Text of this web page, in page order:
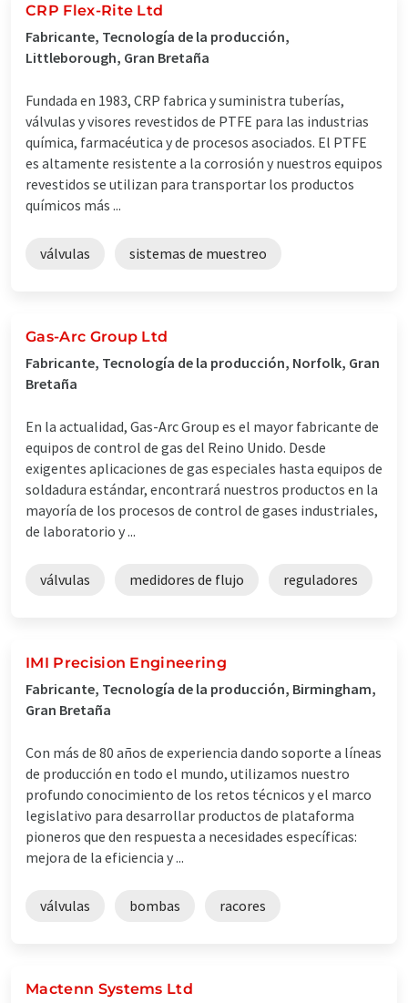
CRP Flex-Rite Ltd
Fabricante, Tecnología de la producción,
Littleborough, Gran Bretaña
Fundada en 1983, CRP fabrica y suministra tuberías,
válvulas y visores revestidos de PTFE para las industrias
química, farmacéutica y de procesos asociados. El PTFE
es altamente resistente a la corrosión y nuestros equipos
revestidos se utilizan para transportar los productos
químicos más ...
válvulas sistemas de muestreo
Gas-Arc Group Ltd
Fabricante, Tecnología de la producción, Norfolk, Gran
Bretaña
En la actualidad, Gas-Arc Group es el mayor fabricante de
equipos de control de gas del Reino Unido. Desde
exigentes aplicaciones de gas especiales hasta equipos de
soldadura estándar, encontrará nuestros productos en la
mayoría de los procesos de control de gases industriales,
de laboratorio y ...
válvulas medidores de flujo reguladores
IMI Precision Engineering
Fabricante, Tecnología de la producción, Birmingham,
Gran Bretaña
Con más de 80 años de experiencia dando soporte a líneas
de producción en todo el mundo, utilizamos nuestro
profundo conocimiento de los retos técnicos y el marco
legislativo para desarrollar productos de plataforma
pioneros que den respuesta a necesidades específicas:
mejora de la eficiencia y ...
válvulas bombas racores
Mactenn Systems Ltd